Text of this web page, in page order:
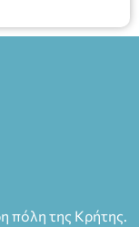
πόλη της Κρήτης.